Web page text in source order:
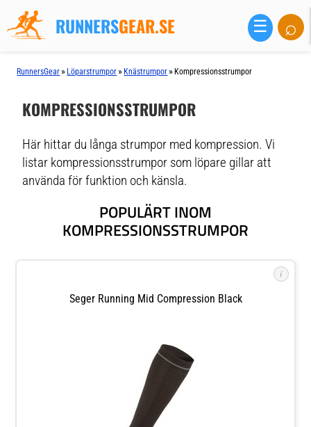
RUNNERSGEAR.SE ☰ ⌕
RunnersGear » Löparstrumpor » Knästrumpor » Kompressionsstrumpor
KOMPRESSIONSSTRUMPOR
Här hittar du långa strumpor med kompression. Vi
listar kompressionsstrumpor som löpare gillar att
använda för funktion och känsla.
POPULÄRT INOM
KOMPRESSIONSSTRUMPOR
i
Seger Running Mid Compression Black